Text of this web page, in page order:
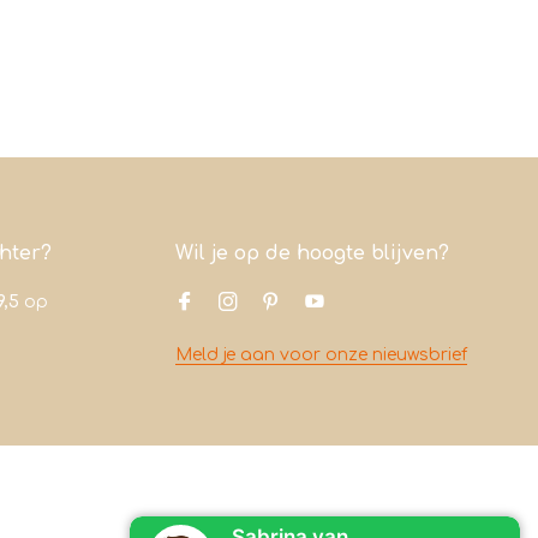
op
Wil je op de hoogte blijven?
Meld je aan voor onze nieuwsbrief
Contact